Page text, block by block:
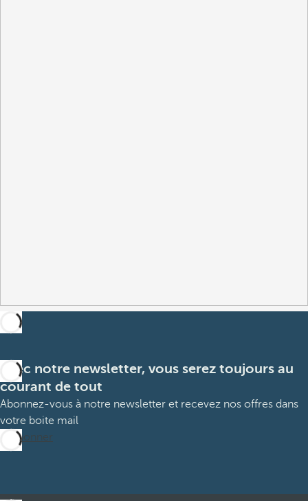
Avec notre newsletter, vous serez toujours au
courant de tout
Abonnez-vous à notre newsletter et recevez nos offres dans
votre boite mail
M’abonner